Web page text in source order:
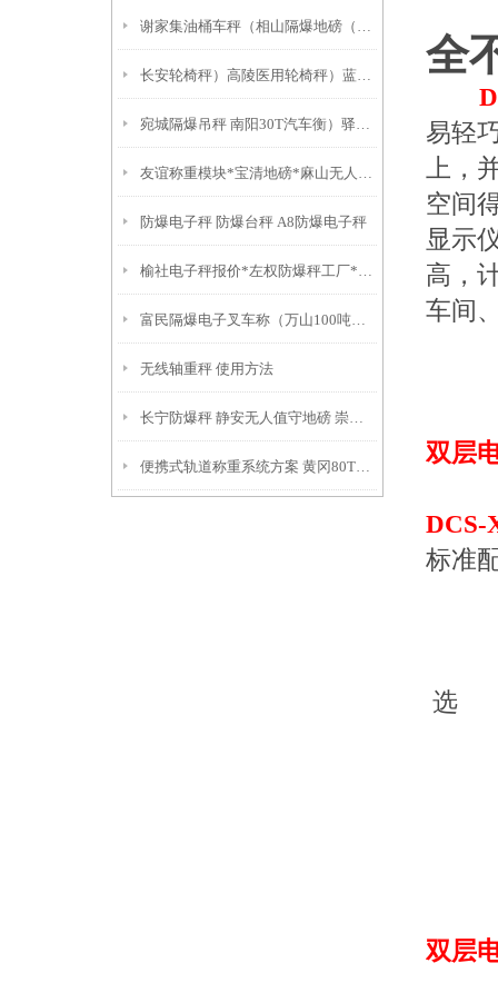
谢家集油桶车秤（相山隔爆地磅（临泉1T地磅（阜阳60吨吊秤
长安轮椅秤）高陵医用轮椅秤）蓝田不锈钢轮椅秤
宛城隔爆吊秤 南阳30T汽车衡）驿城80T汽车衡产品简述：
友谊称重模块*宝清地磅*麻山无人值守汽车衡*全自动无人值守汽车衡
防爆电子秤 防爆台秤 A8防爆电子秤
榆社电子秤报价*左权防爆秤工厂*和顺隔爆电子衡器*昔阳电子轨道秤
富民隔爆电子叉车称（万山100吨吊秤）册亨2吨地磅
无线轴重秤 使用方法
长宁防爆秤 静安无人值守地磅 崇明地磅 城桥汽车衡
便携式轨道称重系统方案 黄冈80T吊秤 南漳120吨地磅解决方案：
全
易轻
上，
空间
显示
高，
车间
双层
标准
选
双层